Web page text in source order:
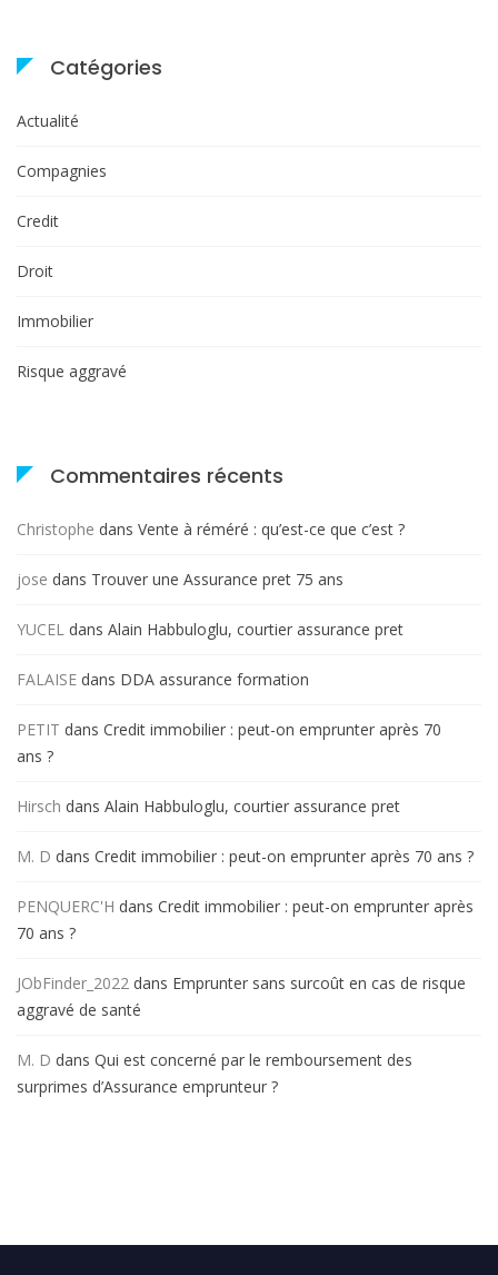
Catégories
Actualité
Compagnies
Credit
Droit
Immobilier
Risque aggravé
Commentaires récents
Christophe dans Vente à réméré : qu’est-ce que c’est ?
jose dans Trouver une Assurance pret 75 ans
YUCEL dans Alain Habbuloglu, courtier assurance pret
FALAISE dans DDA assurance formation
PETIT dans Credit immobilier : peut-on emprunter après 70
ans ?
Hirsch dans Alain Habbuloglu, courtier assurance pret
M. D dans Credit immobilier : peut-on emprunter après 70 ans ?
PENQUERC'H dans Credit immobilier : peut-on emprunter après
70 ans ?
JObFinder_2022 dans Emprunter sans surcoût en cas de risque
aggravé de santé
M. D dans Qui est concerné par le remboursement des
surprimes d’Assurance emprunteur ?